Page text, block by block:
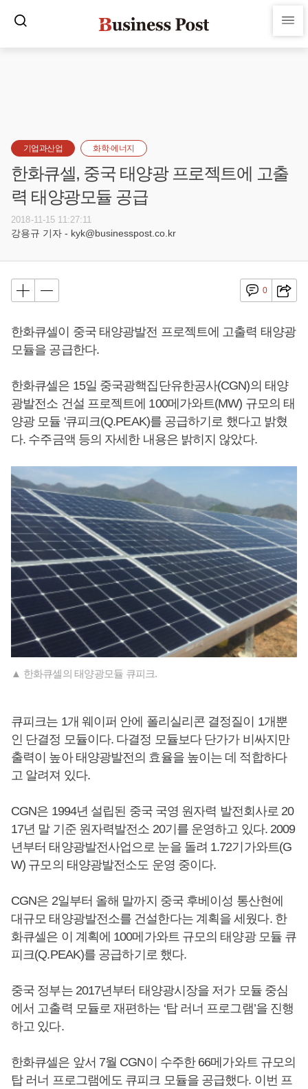
기업과산업 화학·에너지
한화큐셀, 중국 태양광 프로젝트에 고출
력 태양광모듈 공급
2018-11-15 11:27:11
강용규 기자 - kyk@businesspost.co.kr
0
한화큐셀이 중국 태양광발전 프로젝트에 고출력 태양광
모듈을 공급한다.
한화큐셀은 15일 중국광핵집단유한공사(CGN)의 태양
광발전소 건설 프로젝트에 100메가와트(MW) 규모의 태
양광 모듈 '큐피크(Q.PEAK)를 공급하기로 했다고 밝혔
다. 수주금액 등의 자세한 내용은 밝히지 않았다.
▲ 한화큐셀의 태양광모듈 큐피크.
큐피크는 1개 웨이퍼 안에 폴리실리콘 결정질이 1개뿐
인 단결정 모듈이다. 다결정 모듈보다 단가가 비싸지만
출력이 높아 태양광발전의 효율을 높이는 데 적합하다
고 알려져 있다.
CGN은 1994년 설립된 중국 국영 원자력 발전회사로 20
17년 말 기준 원자력발전소 20기를 운영하고 있다. 2009
년부터 태양광발전사업으로 눈을 돌려 1.72기가와트(G
W) 규모의 태양광발전소도 운영 중이다.
CGN은 2일부터 올해 말까지 중국 후베이성 통산현에
대규모 태양광발전소를 건설한다는 계획을 세웠다. 한
화큐셀은 이 계획에 100메가와트 규모의 태양광 모듈 큐
피크(Q.PEAK)를 공급하기로 했다.
중국 정부는 2017년부터 태양광시장을 저가 모듈 중심
에서 고출력 모듈로 재편하는 ‘탑 러너 프로그램’을 진행
하고 있다.
한화큐셀은 앞서 7월 CGN이 수주한 66메가와트 규모의
탑 러너 프로그램에도 큐피크 모듈을 공급했다. 이번 프